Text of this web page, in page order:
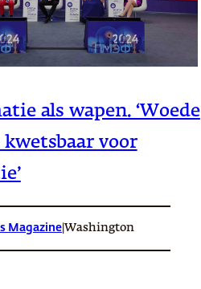
als wapen. ‘Woede
voor
Magazine Washington